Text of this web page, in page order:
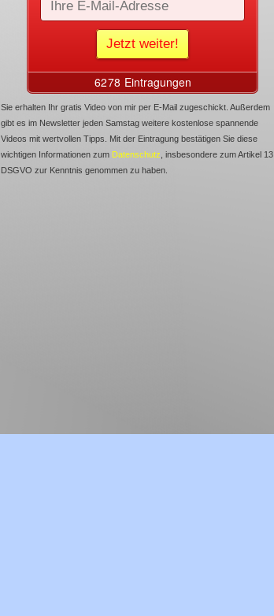
Sie erhalten Ihr gratis Video von mir per E-Mail zugeschickt. Außerdem
gibt es im Newsletter jeden Samstag weitere kostenlose spannende
Videos mit wertvollen Tipps. Mit der Eintragung bestätigen Sie diese
wichtigen Informationen zum Datenschutz , insbesondere zum Artikel 13
DSGVO zur Kenntnis genommen zu haben.